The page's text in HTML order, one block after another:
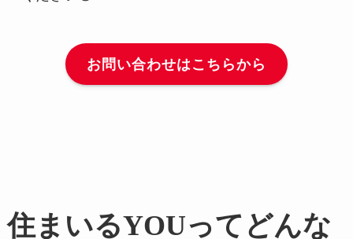
お問い合わせはこちらから
住まいるYOUってどんな